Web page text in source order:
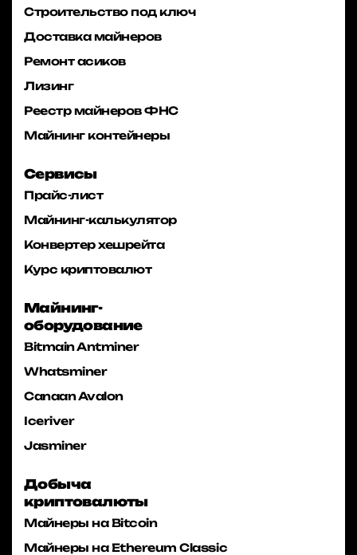
Строительство под ключ
Доставка майнеров
Ремонт асиков
Лизинг
Реестр майнеров ФНС
Майнинг контейнеры
Сервисы
Прайс-лист
Майнинг-калькулятор
Конвертер хешрейта
Курс криптовалют
Майнинг-
оборудование
Bitmain Antminer
Whatsminer
Canaan Avalon
Iceriver
Jasminer
Добыча
криптовалюты
Майнеры на Bitcoin
Майнеры на Ethereum Classic